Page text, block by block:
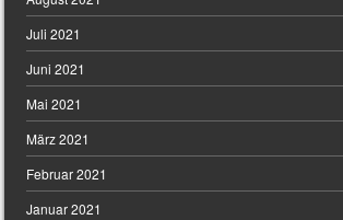
Juli 2021
Juni 2021
Mai 2021
März 2021
Februar 2021
Januar 2021